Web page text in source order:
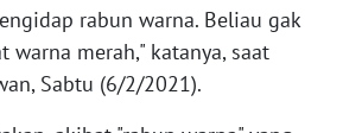
rabun warna. Beliau gak
warna merah," katanya, saat
Sabtu (6/2/2021).